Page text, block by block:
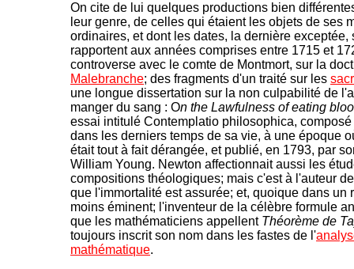
On cite de lui quelques productions bien
leur genre, de celles qui étaient les objets de ses
ordinaires, et dont les dates, la dernière exceptée,
rapportent aux années comprises entre 1715 et
controverse avec le comte de Montmort, sur la
Malebranche; des fragments d'un traité sur les
une longue dissertation sur la non culpabilité de
manger du sang : On the Lawfulness of eating
essai intitulé Contemplatio philosophica,
dans les derniers temps de sa vie, à une époque
était tout à fait dérangée, et publié, en 1793, par
William Young. Newton affectionnait aussi les
compositions théologiques; mais c'est à l'auteur
que l'immortalité est assurée; et, quoique dans un
moins éminent; l'inventeur de la célèbre formule
que les mathématiciens appellent Théorème de
toujours inscrit son nom dans les fastes de l'
mathématique.